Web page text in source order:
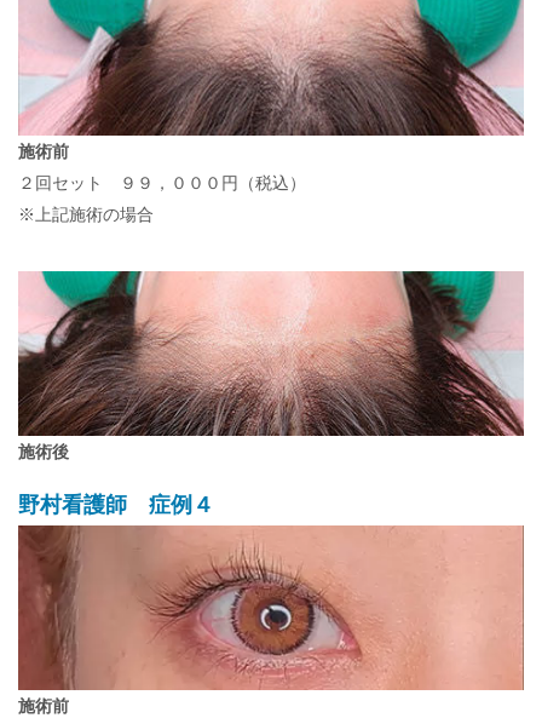
施術前
２回セット ９９，０００円（税込）
※上記施術の場合
施術後
野村看護師 症例４
施術前